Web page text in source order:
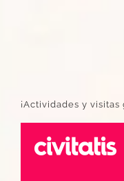
¡Actividades y visitas